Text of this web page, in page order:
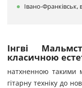
Івано-Франківськ,
Інгві
класичною
натхненною такими
гітарну техніку до